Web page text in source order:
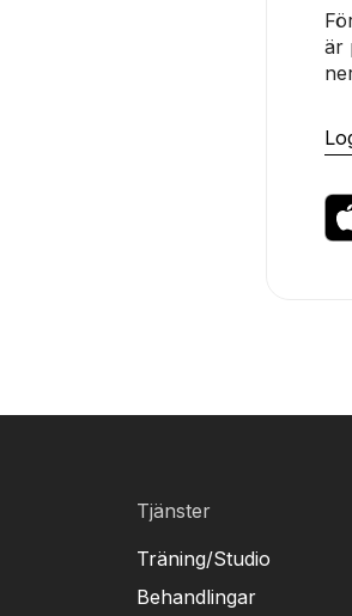
är
Tjänster
Träning/Studio
Behandlingar